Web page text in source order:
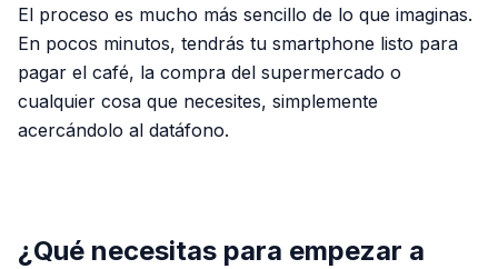
El proceso es mucho más sencillo de lo que imaginas.
En pocos minutos, tendrás tu smartphone listo para
pagar el café, la compra del supermercado o
cualquier cosa que necesites, simplemente
acercándolo al datáfono.
¿Qué necesitas para empezar a